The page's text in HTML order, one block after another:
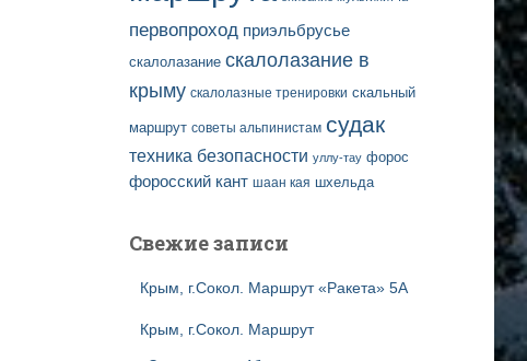
первопроход приэльбрусье
скалолазание скалолазание в
крыму скалолазные тренировки скальный
маршрут советы альпинистам судак
техника безопасности уллу-тау форос
форосский кант шаан кая шхельда
Свежие записи
Крым, г.Сокол. Маршрут «Ракета» 5А
Крым, г.Сокол. Маршрут